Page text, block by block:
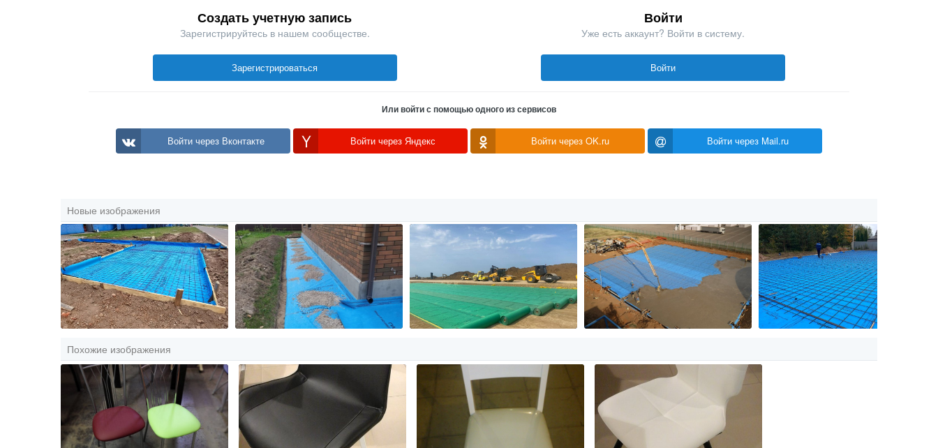
Создать учетную запись
Зарегистрируйтесь в нашем сообществе.
Зарегистрироваться
Войти
Уже есть аккаунт? Войти в систему.
Войти
Или войти с помощью одного из сервисов
Войти через Вконтакте Войти через Яндекс Войти через OK.ru Войти через Mail.ru
Новые изображения
Похожие изображения